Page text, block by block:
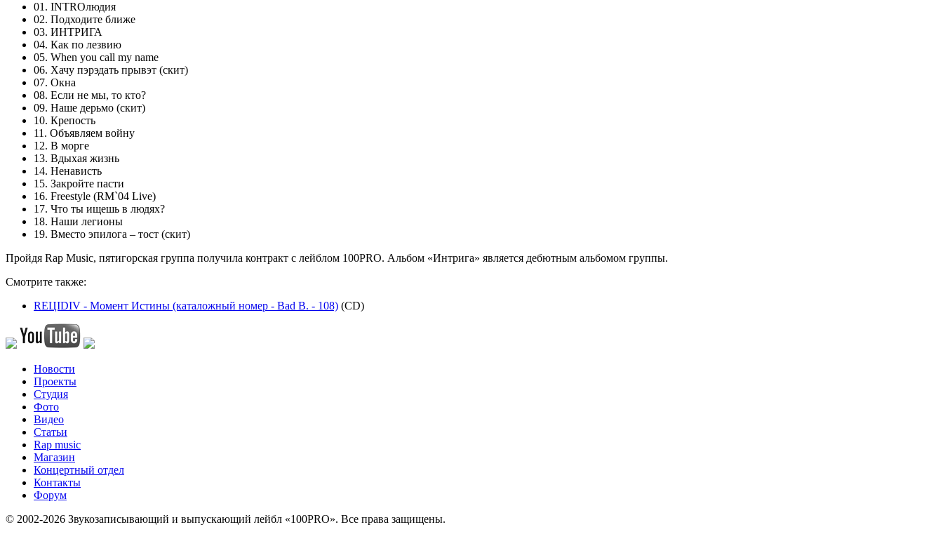
01. INTROлюдия
02. Подходите ближе
03. ИНТРИГА
04. Как по лезвию
05. When you call my name
06. Хачу пэрэдать прывэт (скит)
07. Окна
08. Если не мы, то кто?
09. Наше дерьмо (скит)
10. Крепость
11. Объявляем войну
12. В морге
13. Вдыхая жизнь
14. Ненависть
15. Закройте пасти
16. Freestyle (RM`04 Live)
17. Что ты ищешь в людях?
18. Наши легионы
19. Вместо эпилога – тост (скит)
Пройдя Rap Music, пятигорская группа получила контракт с лейблом 100PRO. Альбом «Интрига» является дебютным альбомом группы.
Смотрите также:
REЦIDIV - Момент Истины (каталожный номер - Bad B. - 108) (CD)
Новости
Проекты
Студия
Фото
Видео
Статьи
Rap music
Магазин
Концертный отдел
Контакты
Форум
© 2002-2026 Звукозаписывающий и выпускающий лейбл «100PRO». Все права защищены.